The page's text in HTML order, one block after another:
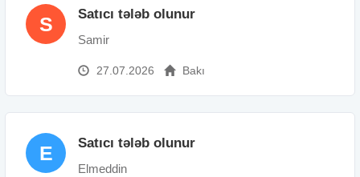
S Satıcı tələb olunur
Samir
27.07.2026 Bakı
E Satıcı tələb olunur
Elmeddin